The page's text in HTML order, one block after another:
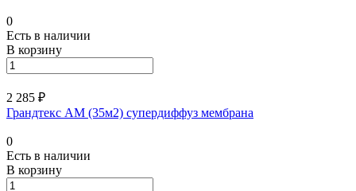
0
Есть в наличии
В корзину
2 285 ₽
Грандтекс АМ (35м2) супердиффуз мембрана
0
Есть в наличии
В корзину